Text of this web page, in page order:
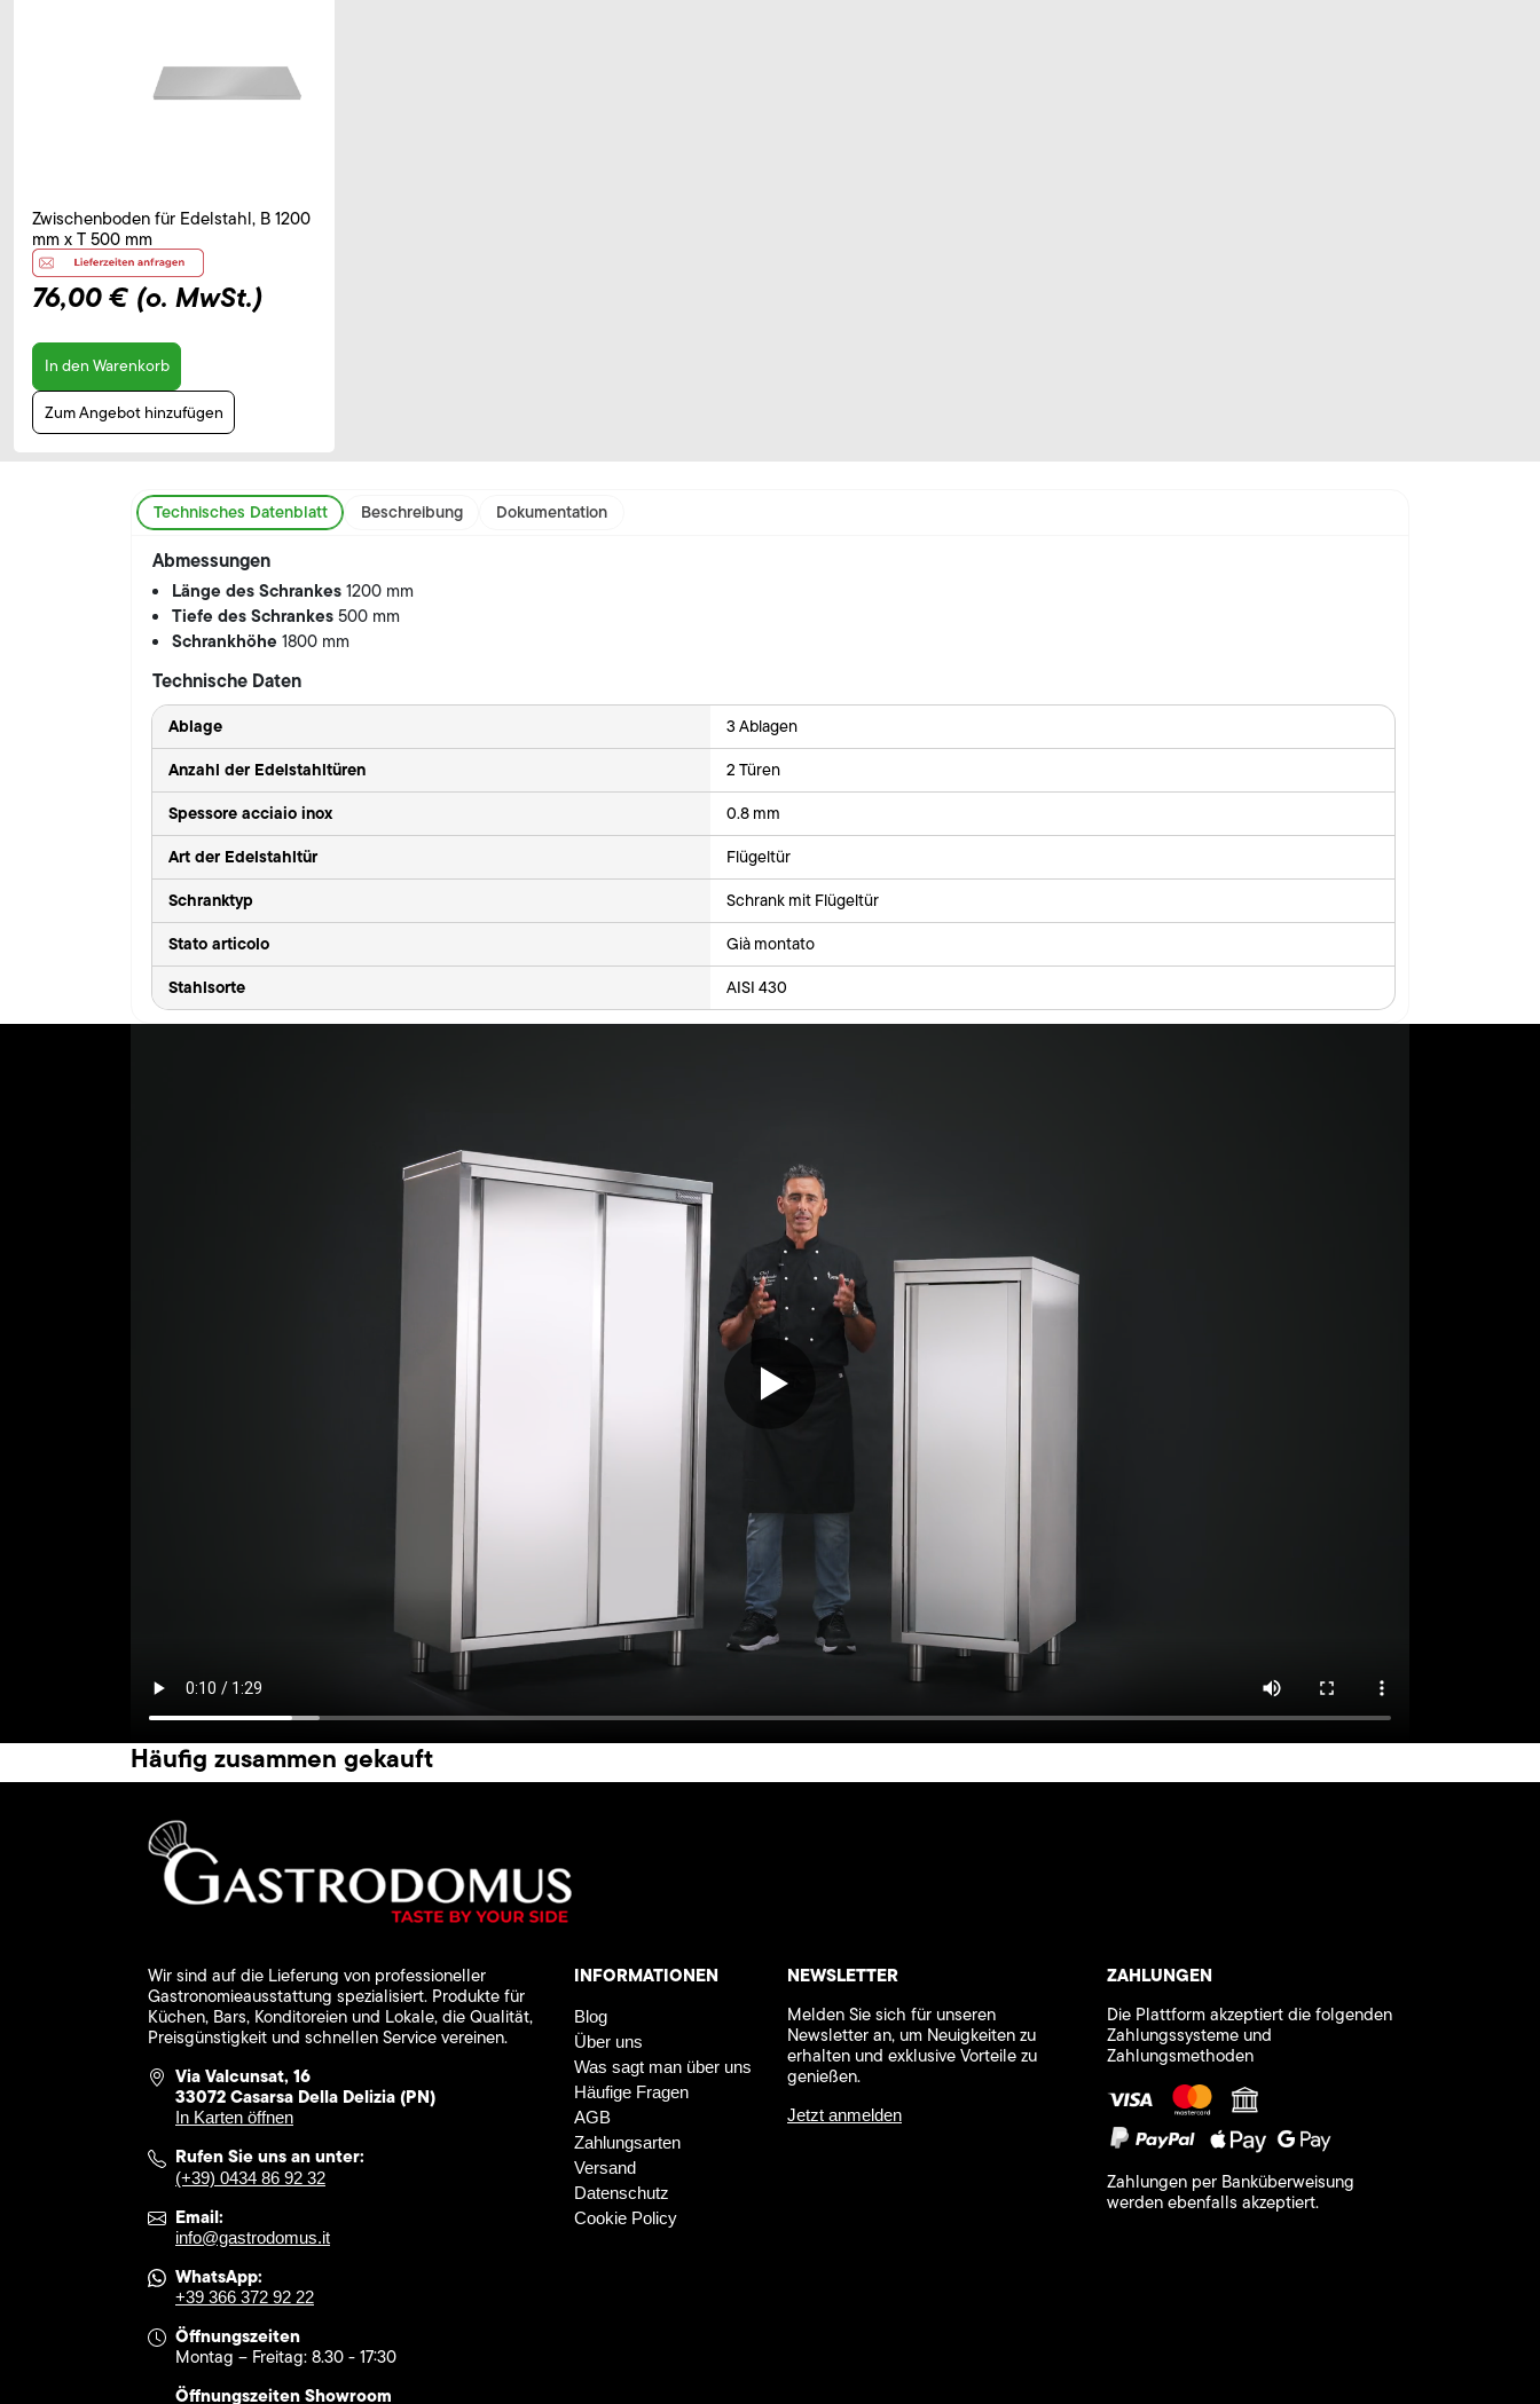
Zwischenboden für Edelstahl, B 1200
mm x T 500 mm
76,00 € (o. MwSt.)
In den Warenkorb
Zum Angebot hinzufügen
Technisches Datenblatt Beschreibung Dokumentation
Abmessungen
Länge des Schrankes1200 mm
Tiefe des Schrankes500 mm
Schrankhöhe1800 mm
Technische Daten
Ablage 3 Ablagen
Anzahl der Edelstahltüren 2 Türen
Spessore acciaio inox 0.8 mm
Art der Edelstahltür Flügeltür
Schranktyp Schrank mit Flügeltür
Stato articolo Già montato
Stahlsorte AISI 430
Häufig zusammen gekauft
Wir sind auf die Lieferung von professioneller
Gastronomieausstattung spezialisiert. Produkte für
Küchen, Bars, Konditoreien und Lokale, die Qualität,
Preisgünstigkeit und schnellen Service vereinen.
Via Valcunsat, 16
33072 Casarsa Della Delizia (PN)
In Karten öffnen
Rufen Sie uns an unter:
(+39) 0434 86 92 32
Email:
info@gastrodomus.it
WhatsApp:
+39 366 372 92 22
Öffnungszeiten
Montag – Freitag: 8.30 - 17:30
Öffnungszeiten Showroom
INFORMATIONEN
Blog
Über uns
Was sagt man über uns
Häufige Fragen
AGB
Zahlungsarten
Versand
Datenschutz
Cookie Policy
NEWSLETTER
Melden Sie sich für unseren
Newsletter an, um Neuigkeiten zu
erhalten und exklusive Vorteile zu
genießen.
Jetzt anmelden
ZAHLUNGEN
Die Plattform akzeptiert die folgenden
Zahlungssysteme und
Zahlungsmethoden
Zahlungen per Banküberweisung
werden ebenfalls akzeptiert.